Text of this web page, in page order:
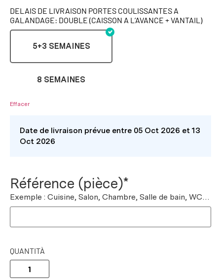
DELAIS DE LIVRAISON PORTES COULISSANTES A
GALANDAGE: DOUBLE (CAISSON A L’AVANCE + VANTAIL)
5+3 SEMAINES
8 SEMAINES
Effacer
Date de livraison prévue entre 05 Oct 2026 et 13
Oct 2026
Référence (pièce)*
Exemple : Cuisine, Salon, Chambre, Salle de bain, WC…
QUANTITÀ